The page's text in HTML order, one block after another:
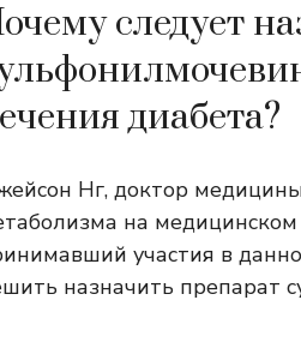
следует
диабета?
Нг, доктор
на медицинском
участия в
назначить препарат